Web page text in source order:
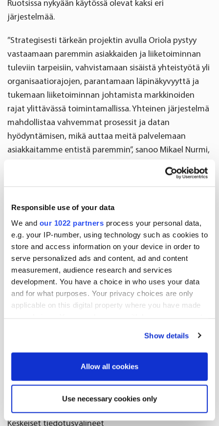
Responsible use of your data
We and our 1022 partners process your personal data,
e.g. your IP-number, using technology such as cookies to
store and access information on your device in order to
serve personalized ads and content, ad and content
measurement, audience research and services
development. You have a choice in who uses your data
and for what purposes. Your privacy choices are only
applicable on this digital property where you have made
If you allow, we would also like to:
Identify your device by actively scanning it for
Show details
Allow all cookies
Use necessary cookies only
Ruotsissa nykyään käytössä olevat kaksi eri
järjestelmää.
”Strategisesti tärkeän projektin avulla Oriola pystyy
vastaamaan paremmin asiakkaiden ja liiketoiminnan
tuleviin tarpeisiin, vahvistamaan sisäistä yhteistyötä yli
organisaatiorajojen, parantamaan läpinäkyvyyttä ja
tukemaan liiketoiminnan johtamista markkinoiden
rajat ylittävässä toimintamallissa. Yhteinen järjestelmä
mahdollistaa vahvemmat prosessit ja datan
hyödyntämisen, mikä auttaa meitä palvelemaan
asiakkaitamme entistä paremmin”, sanoo Mikael Nurmi,
aikana. Järjestelmän käyttöönotto alkaa Ruotsista ja
etenee sen jälkeen Suomeen.
HCLTech on valittu toiminnanohjaus- ja
varastonhallintajärjestelmän integraatiokumppaniksi.
Pääteknologiatoimittaja on SAP.
Oriola Oyj
sähköposti: mikael.nurmi@oriola.com
Jakelu:
Nasdaq Helsinki Oy
Keskeiset tiedotusvälineet